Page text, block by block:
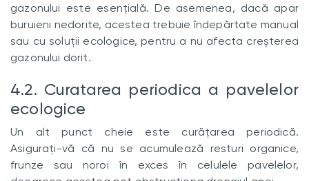
gazonului este esențială. De asemenea, dacă apar
buruieni nedorite, acestea trebuie îndepărtate manual
sau cu soluții ecologice, pentru a nu afecta creșterea
gazonului dorit.
4.2. Curatarea periodica a pavelelor
ecologice
Un alt punct cheie este curățarea periodică.
Asigurați-vă că nu se acumulează resturi organice,
frunze sau noroi în exces în celulele pavelelor,